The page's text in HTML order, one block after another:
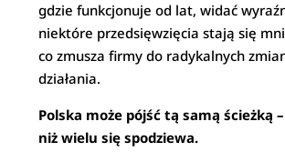
gdzie funkcjonuje od lat, widać
niektóre przedsięwzięcia stają się
co zmusza firmy do radykalnych
działania.
Polska może pójść tą samą ścieżką
niż wielu się spodziewa.